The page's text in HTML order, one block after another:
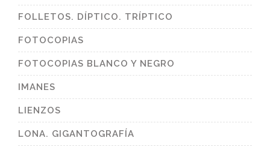
FOLLETOS. DÍPTICO. TRÍPTICO
FOTOCOPIAS
FOTOCOPIAS BLANCO Y NEGRO
IMANES
LIENZOS
LONA. GIGANTOGRAFÍA